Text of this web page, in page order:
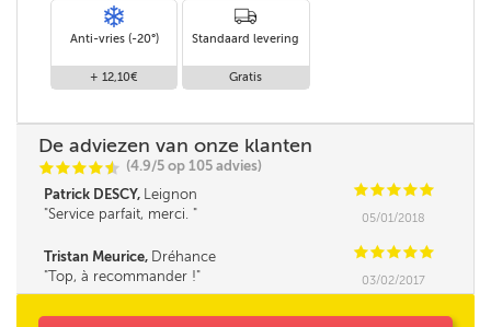
Anti-vries (-20°)
+ 12,10€
Standaard levering
Gratis
De adviezen van onze klanten
CCCCi
@ (4.9/5 op 105 advies)
Patrick DESCY, Leignon CCCCC
Service parfait, merci.
05/01/2018
Tristan Meurice, Dréhance CCCCC
Top, à recommander !
03/02/2017